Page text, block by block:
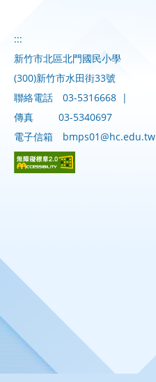
:::
新竹市北區北門國民小學
(300)新竹市水田街33號
聯絡電話
03-5316668 |
傳真
03-5340697
電子信箱
bmps01@hc.edu.tw